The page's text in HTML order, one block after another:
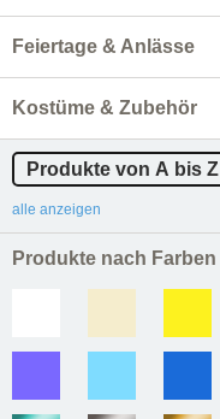
Feiertage & Anlässe
Kostüme & Zubehör
Produkte von A bis Z
alle anzeigen
Produkte nach Farben